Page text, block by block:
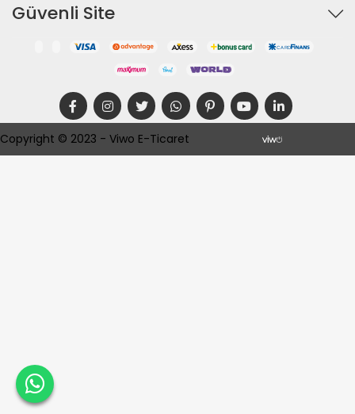
Güvenli Site
Copyright © 2023 - Viwo E-Ticaret